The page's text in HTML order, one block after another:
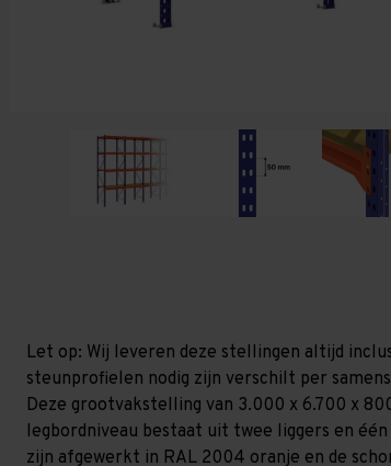
Let op: Wij leveren deze stellingen altijd
steunprofielen nodig zijn verschilt per
Deze grootvakstelling van 3.000 x 6.700 x
legbordniveau bestaat uit twee liggers en
zijn afgewerkt in RAL 2004 oranje en de